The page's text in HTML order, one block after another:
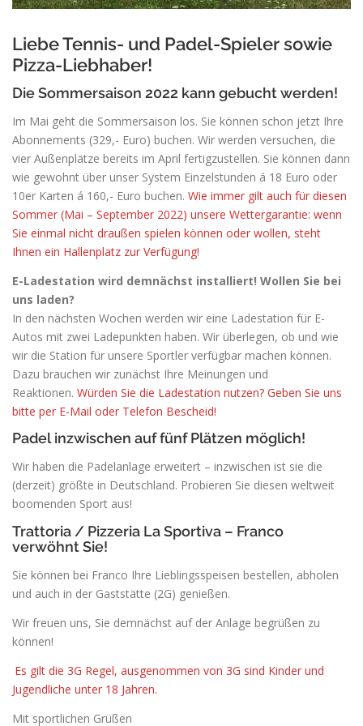
Liebe Tennis- und Padel-Spieler sowie
Pizza-Liebhaber!
Die Sommersaison 2022 kann gebucht werden!
Im Mai geht die Sommersaison los. Sie können schon jetzt Ihre
Abonnements (329,- Euro) buchen. Wir werden versuchen, die
vier Außenplätze bereits im April fertigzustellen. Sie können dann
wie gewohnt über unser System Einzelstunden á 18 Euro oder
10er Karten á 160,- Euro buchen. Wie immer gilt auch für diesen
Sommer (Mai – September 2022) unsere Wettergarantie: wenn
Sie einmal nicht draußen spielen können oder wollen, steht
Ihnen ein Hallenplatz zur Verfügung!
E-Ladestation wird demnächst installiert! Wollen Sie bei
uns laden?
In den nächsten Wochen werden wir eine Ladestation für E-
Autos mit zwei Ladepunkten haben. Wir überlegen, ob und wie
wir die Station für unsere Sportler verfügbar machen können.
Dazu brauchen wir zunächst Ihre Meinungen und
Reaktionen. Würden Sie die Ladestation nutzen? Geben Sie uns
bitte per E-Mail oder Telefon Bescheid!
Padel inzwischen auf fünf Plätzen möglich!
Wir haben die Padelanlage erweitert – inzwischen ist sie die
(derzeit) größte in Deutschland. Probieren Sie diesen weltweit
boomenden Sport aus!
Trattoria / Pizzeria La Sportiva – Franco
verwöhnt Sie!
Sie können bei Franco Ihre Lieblingsspeisen bestellen, abholen
und auch in der Gaststätte (2G) genießen.
Wir freuen uns, Sie demnächst auf der Anlage begrüßen zu
können!
Es gilt die 3G Regel, ausgenommen von 3G sind Kinder und
Jugendliche unter 18 Jahren.
Mit sportlichen Grüßen